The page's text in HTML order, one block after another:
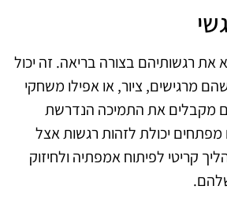
את רגשותיהם בצורה בריאה. זה יכול
מרגישים, ציור, או אפילו משחקי
מקבלים את התמיכה הנדרשת
מפתחים יכולת לזהות רגשות אצל
קריטי לפיתוח אמפתיה ולחיזוק